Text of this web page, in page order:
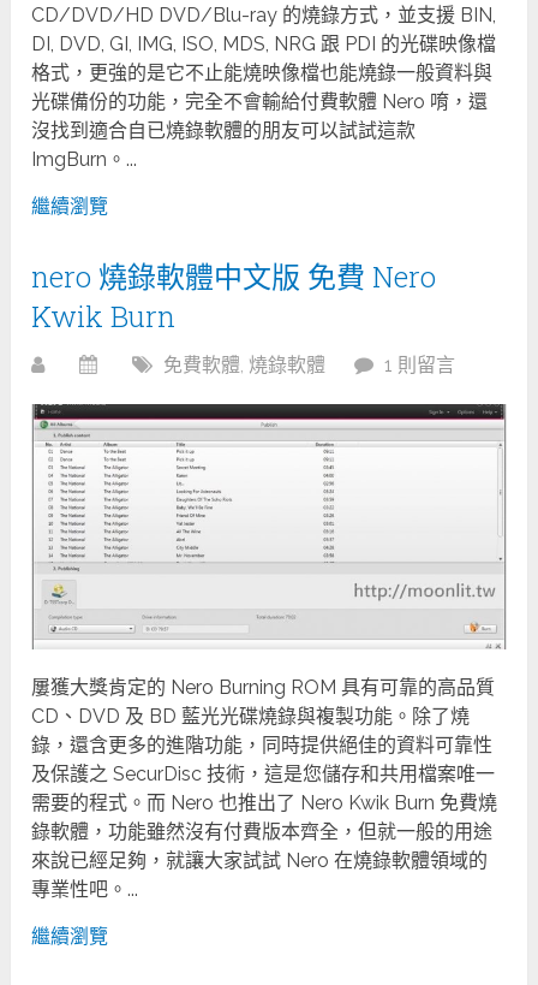
CD/DVD/HD DVD/Blu-ray 的燒錄方式，並支援 BIN,
DI, DVD, GI, IMG, ISO, MDS, NRG 跟 PDI 的光碟映像檔
格式，更強的是它不止能燒映像檔也能燒錄一般資料與
光碟備份的功能，完全不會輸給付費軟體 Nero 唷，還
沒找到適合自已燒錄軟體的朋友可以試試這款
ImgBurn。...
繼續瀏覽
nero 燒錄軟體中文版 免費 Nero
Kwik Burn
免費軟體, 燒錄軟體 1 則留言
屢獲大獎肯定的 Nero Burning ROM 具有可靠的高品質
CD、DVD 及 BD 藍光光碟燒錄與複製功能。除了燒
錄，還含更多的進階功能，同時提供絕佳的資料可靠性
及保護之 SecurDisc 技術，這是您儲存和共用檔案唯一
需要的程式。而 Nero 也推出了 Nero Kwik Burn 免費燒
錄軟體，功能雖然沒有付費版本齊全，但就一般的用途
來說已經足夠，就讓大家試試 Nero 在燒錄軟體領域的
專業性吧。...
繼續瀏覽